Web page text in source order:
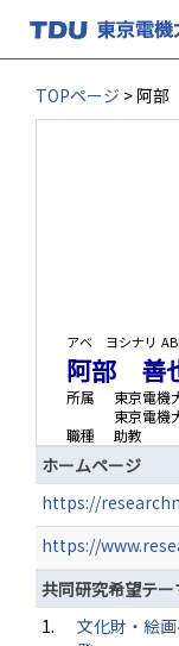
TOPページ > 阿
アベ ヨシナリ
阿部 善
所属
東京電機
東京電機
職種
助教
ホームページ
https://
https://
共同研究希望テー
1.
文化財・絵